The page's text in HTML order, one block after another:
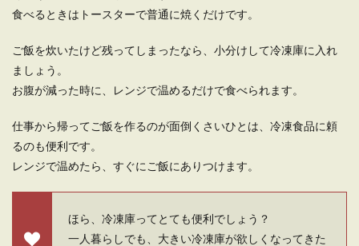
食材をストックしておけばいいのかよくわからな
一人暮らしが孤独！独身を卒業したい
もあります。...
食べるときはトースターで普通に焼くだけです。
ご飯を炊いたけど残ってしまったなら、小分けして冷凍庫に入れ
ましょう。
お腹が減った時に、レンジで温めるだけで食べられます。
仕事から帰ってご飯を作るのが面倒くさいひとは、冷凍食品に頼
るのも便利です。
レンジで温めたら、すぐにご飯にありつけます。
ほら、冷凍庫ってとても便利でしょう？
一人暮らしでも、大きい冷凍庫が欲しくなってきた